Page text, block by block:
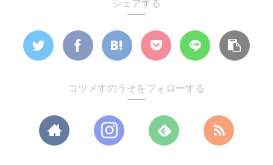
シェアする
コツメすのうそをフォローする